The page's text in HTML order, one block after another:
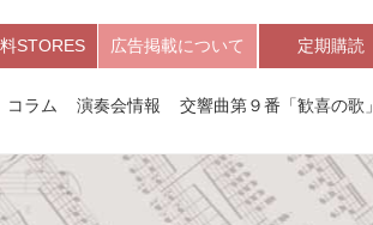
STORES 広告掲載について 定期購読
コラム 演奏会情報 交響曲第９番「歓喜の歌」